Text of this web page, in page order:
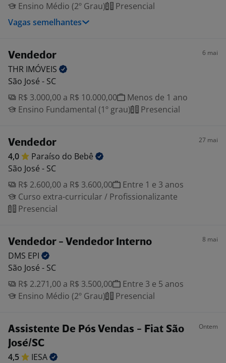
Ensino Médio (2º Grau)
Presencial
Vagas semelhantes
Vendedor 6 mai
THR IMÓVEIS
São José - SC
R$ 3.000,00 a R$ 10.000,00
Menos de 1 ano
Ensino Fundamental (1º grau)
Presencial
Vendedor 27 mai
4,0 Paraíso do Bebê
São José - SC
R$ 2.600,00 a R$ 3.600,00
Entre 1 e 3 anos
Curso extra-curricular / Profissionalizante
Presencial
Vendedor - Vendedor Interno 8 mai
DMS EPI
São José - SC
R$ 2.271,00 a R$ 3.500,00
Entre 3 e 5 anos
Ensino Médio (2º Grau)
Presencial
Assistente De Pós Vendas - Fiat São
José/SC
Ontem
4,5
IESA